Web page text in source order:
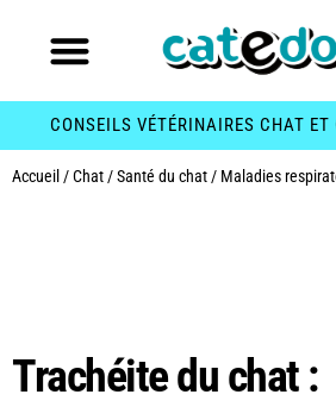
CONSEILS VÉTÉRINAIRES CHAT ET
Accueil /Chat /Santé du chat / Maladies
Trachéite du chat :